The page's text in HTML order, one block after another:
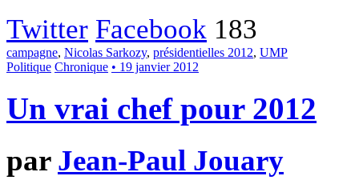
Twitter Facebook 183
campagne, Nicolas Sarkozy, présidentielles 2012, UMP
Politique Chronique • 19 janvier 2012
Un vrai chef pour 2012
par Jean-Paul Jouary